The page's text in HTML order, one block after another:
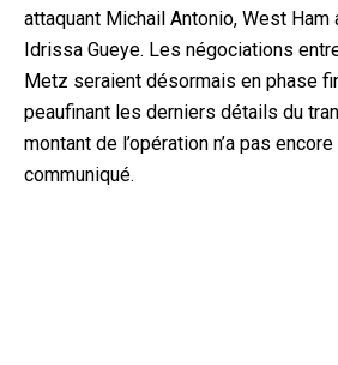
attaquant Michail Antonio, West
Idrissa Gueye. Les négociations
Metz seraient désormais en phase
peaufinant les derniers détails du
montant de l’opération n’a pas
communiqué.